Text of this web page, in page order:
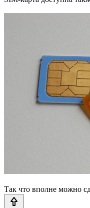
Так что вполне можно